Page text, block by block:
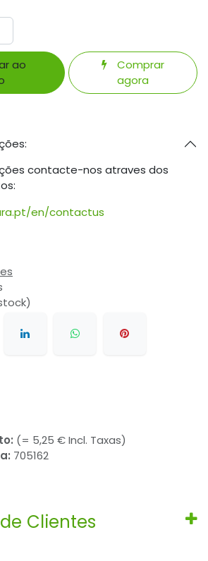
ao
Comprar
agora
contacte-nos atraves dos
en/contactus
(= 5,25 € Incl. Taxas)
705162
Clientes